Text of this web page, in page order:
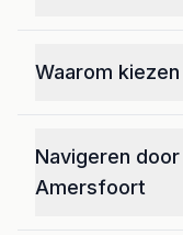
vinden van de
luxe
reeks aan
Waarom
rijke
voorzieningen.
Navigeren
Amersfoort